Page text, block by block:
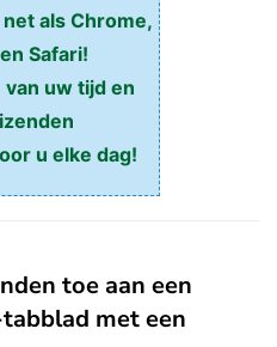
als Chrome,
Safari!
van uw tijd en
u elke dag!
toe aan een
met een